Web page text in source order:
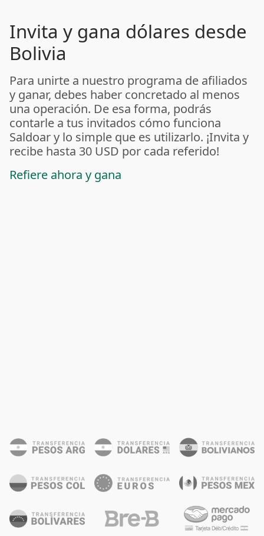
Invita y gana dólares desde
Bolivia
Para unirte a nuestro programa de afiliados
y ganar, debes haber concretado al menos
una operación. De esa forma, podrás
contarle a tus invitados cómo funciona
Saldoar y lo simple que es utilizarlo. ¡Invita y
recibe hasta 30 USD por cada referido!
Refiere ahora y gana